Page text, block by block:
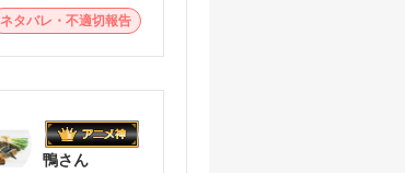
ネタバレ・不適切報告
鴨さん